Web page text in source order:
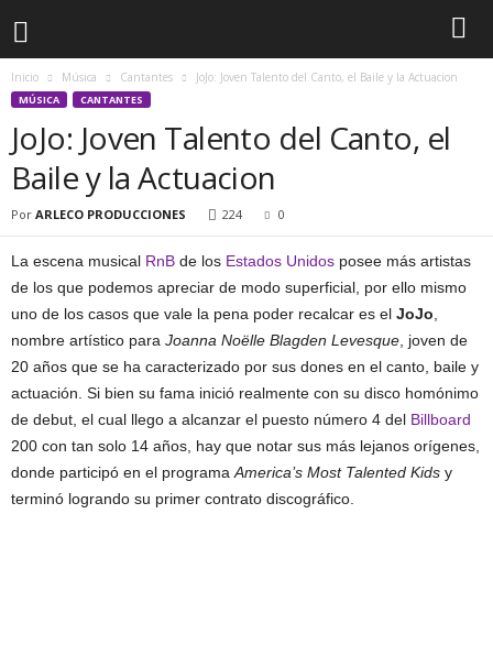
Inicio Música Cantantes JoJo: Joven Talento del Canto, el Baile y la Actuacion
MÚSICA CANTANTES
JoJo: Joven Talento del Canto, el
Baile y la Actuacion
Por ARLECO PRODUCCIONES 224 0
La escena musical RnB de los Estados Unidos posee más artistas
de los que podemos apreciar de modo superficial, por ello mismo
uno de los casos que vale la pena poder recalcar es el JoJo
nombre artístico para Joanna Noëlle Blagden Levesque , joven de
20 años que se ha caracterizado por sus dones en el canto, baile y
actuación. Si bien su fama inició realmente con su disco homónimo
de debut, el cual llego a alcanzar el puesto número 4 del Billboard
200 con tan solo 14 años, hay que notar sus más lejanos orígenes,
donde participó en el programa America’s Most Talented Kids y
terminó logrando su primer contrato discográfico.